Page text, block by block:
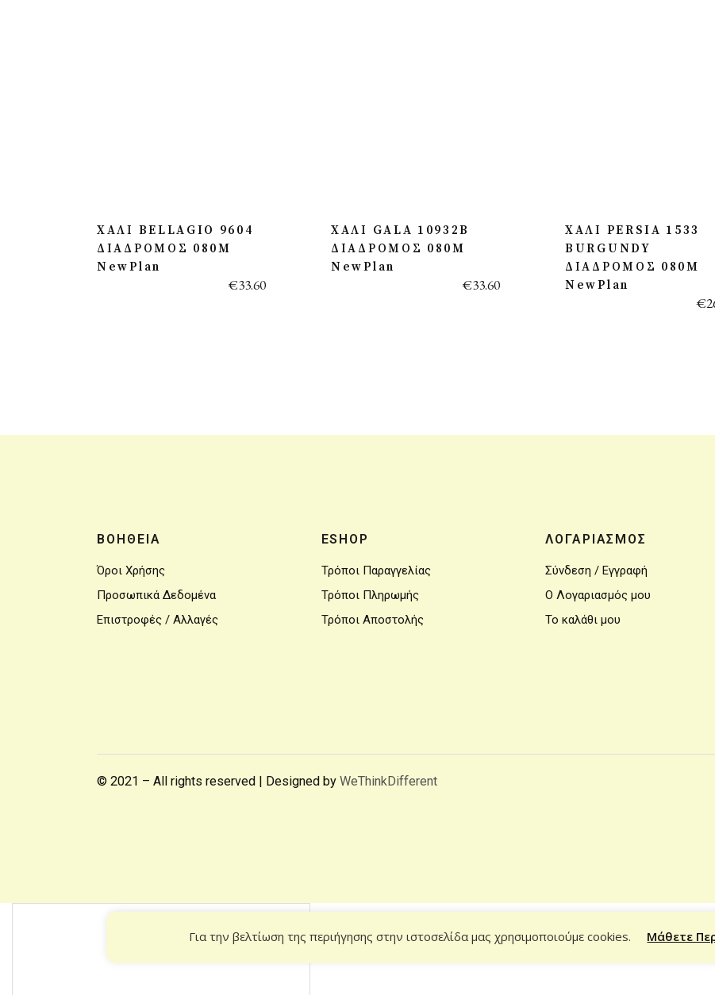
ΧΑΛΙ BELLAGIO 9604
ΔΙΑΔΡΟΜΟΣ 080M
NewPlan
€33.60
ΧΑΛΙ GALA 10932B
ΔΙΑΔΡΟΜΟΣ 080M
NewPlan
€33.60
ΧΑΛΙ PERSIA 1533
BURGUNDY
ΔΙΑΔΡΟΜΟΣ 080M
NewPlan
€
ΒΟΗΘΕΙΑ
Όροι Χρήσης
Προσωπικά Δεδομένα
Επιστροφές / Αλλαγές
ESHOP
Τρόποι Παραγγελίας
Τρόποι Πληρωμής
Τρόποι Αποστολής
ΛΟΓΑΡΙΑΣΜΟΣ
Σύνδεση / Εγγραφή
Ο Λογαριασμός μου
Το καλάθι μου
© 2021 – All rights reserved | Designed by WeThinkDifferent
Για την βελτίωση της περιήγησης στην ιστοσελίδα μας χρησιμοποιούμε cookies. Μάθετε